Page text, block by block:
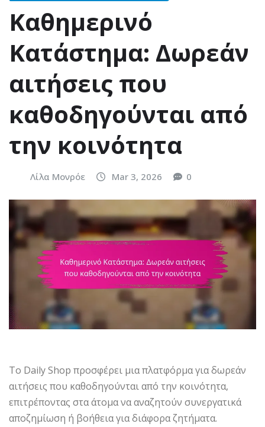
Καθημερινό
Κατάστημα: Δωρεάν
αιτήσεις που
καθοδηγούνται από
την κοινότητα
Λίλα Μονρόε Mar 3, 2026 0
Το Daily Shop προσφέρει μια πλατφόρμα για δωρεάν
αιτήσεις που καθοδηγούνται από την κοινότητα,
επιτρέποντας στα άτομα να αναζητούν συνεργατικά
αποζημίωση ή βοήθεια για διάφορα ζητήματα.